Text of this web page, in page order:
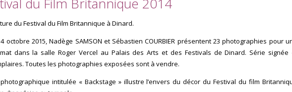
du Festival du Film Britannique à Dinard.
octobre 2015, Nadège SAMSON et Sébastien COURBIER présentent 23 photographies pour
dans la salle Roger Vercel au Palais des Arts et des Festivals de Dinard. Série signée
Toutes les photographies exposées sont à vendre.
intitulée « Backstage » illustre l’envers du décor du Festival du film